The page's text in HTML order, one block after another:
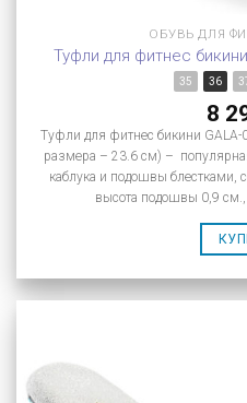
ОБУВЬ ДЛЯ
Туфли для фитнес
35 36
8
Туфли для фитнес бикини
размера – 23.6 см) –
каблука и подошвы блестками,
высота подошвы 0,9 см.,